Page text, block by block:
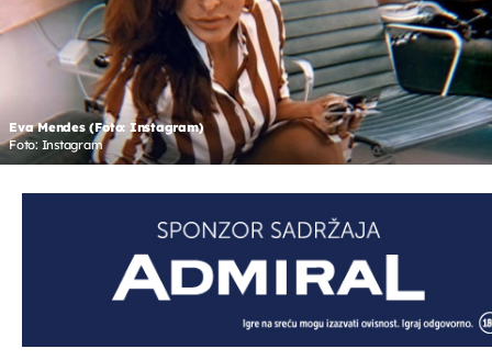
Eva Mendes (Foto: Instagram)
Foto: Instagram